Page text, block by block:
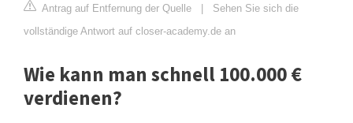
Antrag auf Entfernung der Quelle | Sehen Sie sich die
vollständige Antwort auf closer-academy.de an
Wie kann man schnell 100.000 €
verdienen?